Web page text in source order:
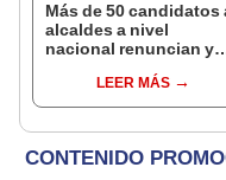
Más de 50 candidatos
alcaldes a nivel
nacional renuncian y
encubiertaLEER MÁS